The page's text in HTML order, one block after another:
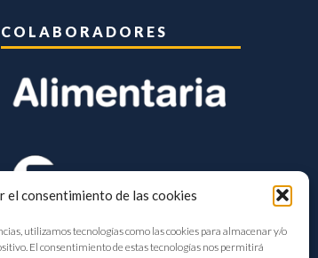
el consentimiento de las cookies
utilizamos tecnologías como las cookies para almacenar y/o
El consentimiento de estas tecnologías nos permitirá
COLABORADORES